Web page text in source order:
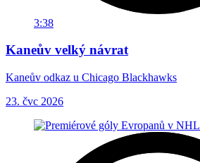
3:38
Kaneův velký návrat
Kaneův odkaz u Chicago Blackhawks
23. čvc 2026